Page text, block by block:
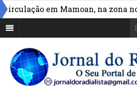
em Mamoan, na zona norte